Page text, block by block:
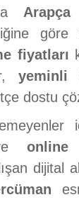
göre
fiyatları
yeminli
dostu
dijital